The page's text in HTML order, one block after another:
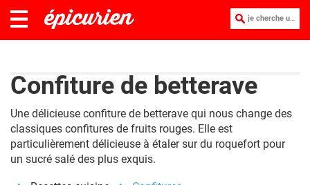
je cherche une recette :
Confiture de betterave
Une délicieuse confiture de betterave qui nous change des
classiques confitures de fruits rouges. Elle est
particulièrement délicieuse à étaler sur du roquefort pour
un sucré salé des plus exquis.